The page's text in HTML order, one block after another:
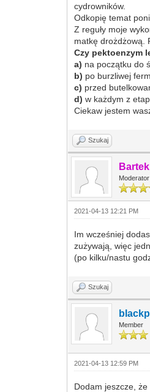
cydrowników.
Odkopię temat
Z reguły moje
matkę drożdżową.
Czy pektoenzym
a) na początku do
b) po burzliwej
c) przed
d) w każdym z
Ciekaw jestem
Szukaj
Bartek
Moderator
2021-04-13 12:21 PM
Im wcześniej
zużywają, więc
(po kilku/nastu
Szukaj
Member
2021-04-13 12:59 PM
Dodam jeszcze,